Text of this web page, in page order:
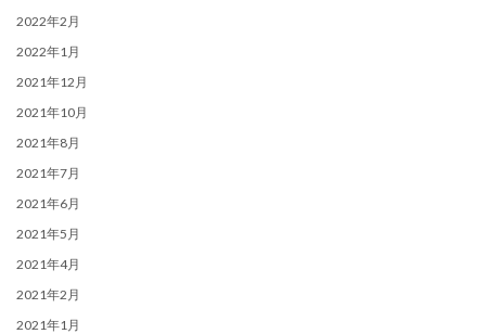
2022年2月
2022年1月
2021年12月
2021年10月
2021年8月
2021年7月
2021年6月
2021年5月
2021年4月
2021年2月
2021年1月